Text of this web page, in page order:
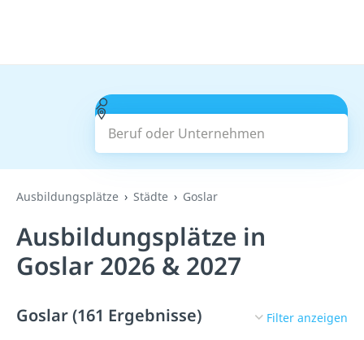
Beruf oder Unternehmen
Suchen
Ausbildungsplätze Städte Goslar
Ausbildungsplätze in
Goslar 2026 & 2027
Goslar (161 Ergebnisse) Filter anzeigen